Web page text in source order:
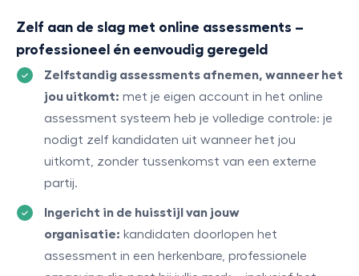
Zelf aan de slag met online assessments –
professioneel én eenvoudig geregeld
Zelfstandig assessments afnemen, wanneer het
jou uitkomt: met je eigen account in het online
assessment systeem heb je volledige controle: je
nodigt zelf kandidaten uit wanneer het jou
uitkomt, zonder tussenkomst van een externe
partij.
Ingericht in de huisstijl van jouw
organisatie: kandidaten doorlopen het
assessment in een herkenbare, professionele